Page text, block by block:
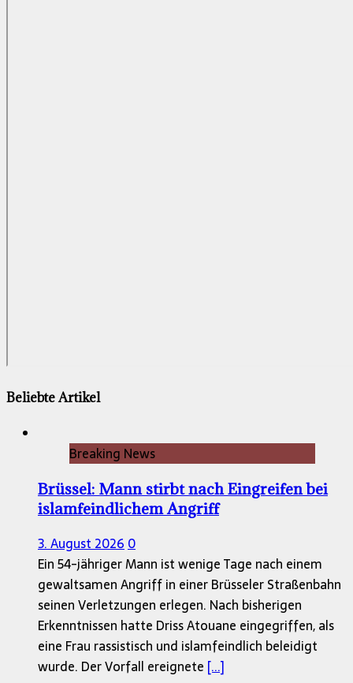
Beliebte Artikel
Breaking News
Brüssel: Mann stirbt nach Eingreifen bei
islamfeindlichem Angriff
3. August 2026 0
Ein 54-jähriger Mann ist wenige Tage nach einem
gewaltsamen Angriff in einer Brüsseler Straßenbahn
seinen Verletzungen erlegen. Nach bisherigen
Erkenntnissen hatte Driss Atouane eingegriffen, als
eine Frau rassistisch und islamfeindlich beleidigt
wurde. Der Vorfall ereignete [...]